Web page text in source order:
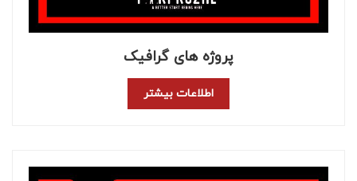
پروژه های گرافیک
اطلاعات بیشتر